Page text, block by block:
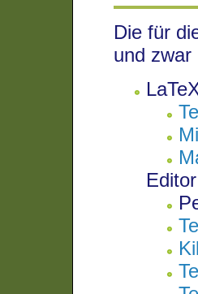
Die für
und zwar
Editor